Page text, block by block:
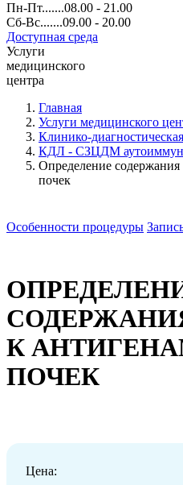
Пн-Пт.......08.00 - 21.00
Сб-Вс.......09.00 - 20.00
Доступная среда
Услуги
медицинского
центра
Главная
Услуги медицинского
Клинико-
КДЛ - СЗЦДМ
Определение содержания
почек
К
ПОЧЕК
Особенности процедуры
Цена: